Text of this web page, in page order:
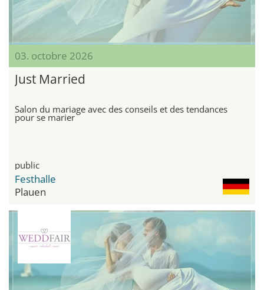
03. octobre 2026
Just Married
Salon du mariage avec des conseils et des tendances
pour se marier
public
Festhalle
Plauen